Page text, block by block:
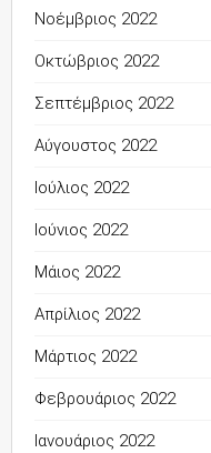
Νοέμβριος 2022
Οκτώβριος 2022
Σεπτέμβριος 2022
Αύγουστος 2022
Ιούλιος 2022
Ιούνιος 2022
Μάιος 2022
Απρίλιος 2022
Μάρτιος 2022
Φεβρουάριος 2022
Ιανουάριος 2022